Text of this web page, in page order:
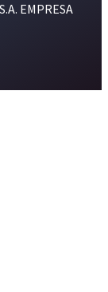
EMPRESA